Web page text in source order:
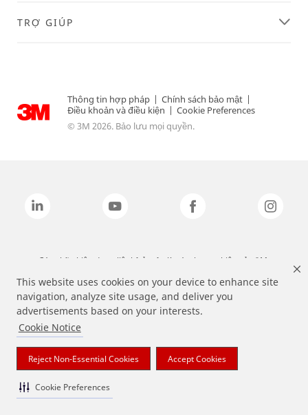
This website uses cookies on your device to enhance site
navigation, analyze site usage, and deliver you
advertisements based on your interests.
Cookie Notice
Reject Non-Essential Cookies Accept Cookies
Cookie Preferences
TRỢ GIÚP
Thông tin hợp pháp | Chính sách bảo mật |
Điều khoản và điều kiện | Cookie Preferences
© 3M 2026. Bảo lưu mọi quyền.
Các nhãn hiệu được liệt kê ở trên là các thương hiệu của 3M.